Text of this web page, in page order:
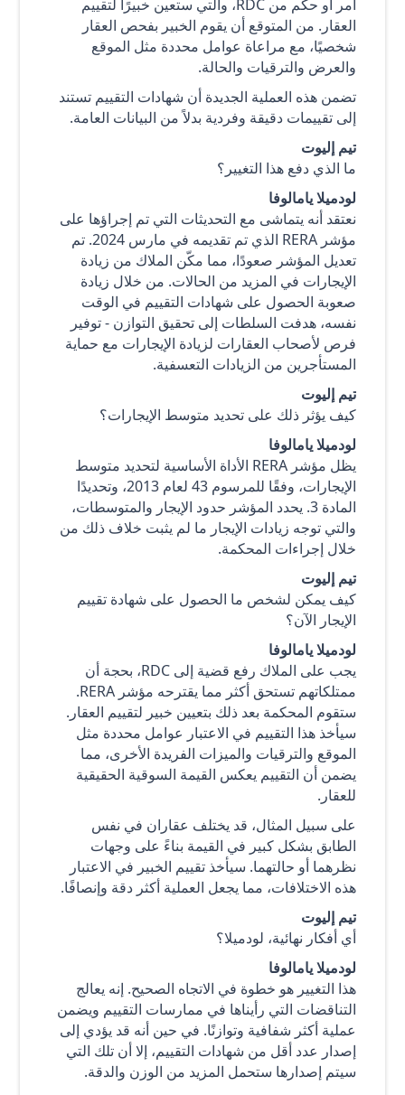
أمر أو حكم من RDC، والتي ستعين خبيرًا لتقييم
العقار. من المتوقع أن يقوم الخبير بفحص العقار
شخصيًا، مع مراعاة عوامل محددة مثل الموقع
والعرض والترقيات والحالة.
تضمن هذه العملية الجديدة أن شهادات التقييم تستند
إلى تقييمات دقيقة وفردية بدلاً من البيانات العامة.
تيم إليوت
ما الذي دفع هذا التغيير؟
لودميلا يامالوفا
نعتقد أنه يتماشى مع التحديثات التي تم إجراؤها على
مؤشر RERA الذي تم تقديمه في مارس 2024. تم
تعديل المؤشر صعودًا، مما مكّن الملاك من زيادة
الإيجارات في المزيد من الحالات. من خلال زيادة
صعوبة الحصول على شهادات التقييم في الوقت
نفسه، هدفت السلطات إلى تحقيق التوازن - توفير
فرص لأصحاب العقارات لزيادة الإيجارات مع حماية
المستأجرين من الزيادات التعسفية.
تيم إليوت
كيف يؤثر ذلك على تحديد متوسط الإيجارات؟
لودميلا يامالوفا
يظل مؤشر RERA الأداة الأساسية لتحديد متوسط
الإيجارات، وفقًا للمرسوم 43 لعام 2013، وتحديدًا
المادة 3. يحدد المؤشر حدود الإيجار والمتوسطات،
والتي توجه زيادات الإيجار ما لم يثبت خلاف ذلك من
خلال إجراءات المحكمة.
تيم إليوت
كيف يمكن لشخص ما الحصول على شهادة تقييم
الإيجار الآن؟
لودميلا يامالوفا
يجب على الملاك رفع قضية إلى RDC، بحجة أن
ممتلكاتهم تستحق أكثر مما يقترحه مؤشر RERA.
ستقوم المحكمة بعد ذلك بتعيين خبير لتقييم العقار.
سيأخذ هذا التقييم في الاعتبار عوامل محددة مثل
الموقع والترقيات والميزات الفريدة الأخرى، مما
يضمن أن التقييم يعكس القيمة السوقية الحقيقية
للعقار.
على سبيل المثال، قد يختلف عقاران في نفس
الطابق بشكل كبير في القيمة بناءً على وجهات
نظرهما أو حالتهما. سيأخذ تقييم الخبير في الاعتبار
هذه الاختلافات، مما يجعل العملية أكثر دقة وإنصافًا.
تيم إليوت
أي أفكار نهائية، لودميلا؟
لودميلا يامالوفا
هذا التغيير هو خطوة في الاتجاه الصحيح. إنه يعالج
التناقضات التي رأيناها في ممارسات التقييم ويضمن
عملية أكثر شفافية وتوازنًا. في حين أنه قد يؤدي إلى
إصدار عدد أقل من شهادات التقييم، إلا أن تلك التي
سيتم إصدارها ستحمل المزيد من الوزن والدقة.